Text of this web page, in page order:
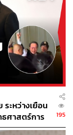
ะหว่างเยือน
ศาสตร์การ
195